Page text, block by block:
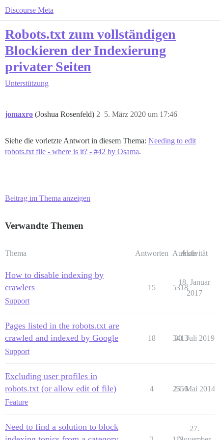
Discourse Meta
Robots.txt zum vollständigen
Blockieren der Indexierung
privater Seiten
Unterstützung
jomaxro (Joshua Rosenfeld) 5. März 2020 um 17:46
2
Siehe die vorletzte Antwort in diesem Thema: Needing to edit
robots.txt file - where is it? - #42 by Osama.
Beitrag im Thema anzeigen
Verwandte Themen
Thema Antworten Aufrufe
Aktivität
How to disable indexing by
crawlers
Support
15 5318
18. Januar
2017
Pages listed in the robots.txt are
crawled and indexed by Google
Support
18 3413
30. Juli 2019
Excluding user profiles in
robots.txt (or allow edit of file)
Feature
4 2556
24. Mai 2014
Need to find a solution to block
27.